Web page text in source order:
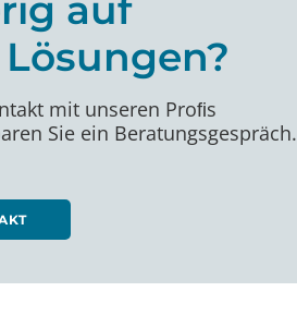
auf
mit unseren Proﬁs
Sie ein Beratungsgespräch.